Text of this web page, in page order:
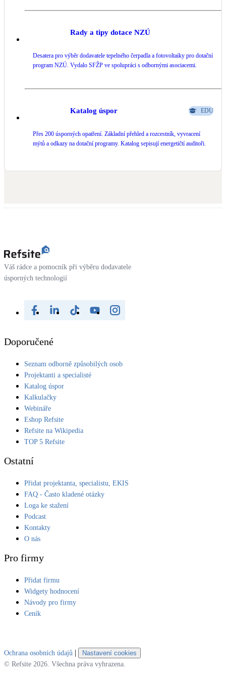
Tým nadšenců do fotovoltaiky a energetiky. Postavíme vám hybridní
Vyrábějte s námi vlastní elektřinu s nejlepšími technologiemi na trhu.
podpory.
#pesekmudrafve #menic #victronenergy
#victronenergyinverter
#solarenergy #solarnisystemy #fotovoltaika #fotovoltaicsystem
#fotovoltaickaelektrarna #solarnielektrarna #victron #victron_energy
Rady a tipy dotace NZÚ
Desatera pro výběr dodavatele tepelného čerpadla a fotovoltaiky pro dotační
program NZÚ. Vydalo SFŽP ve spolupráci s odbornými asociacemi.
Katalog úspor EDU
Přes 200 úsporných opatření. Základní přehled a rozcestník, vyvracení
mýtů a odkazy na dotační programy. Katalog sepisují energetičtí auditoři.
Váš rádce a pomocník při výběru dodavatele
úsporných technologií
Doporučené
Seznam odborně způsobilých osob
Projektanti a specialisté
Katalog úspor
Kalkulačky
Webináře
Eshop Refsite
Refsite na Wikipedia
TOP 5 Refsite
Ostatní
Přidat projektanta, specialistu, EKIS
FAQ - Často kladené otázky
Loga ke stažení
Podcast
Kontakty
O nás
Pro firmy
Přidat firmu
Widgety hodnocení
Návody pro firmy
Ceník
Ochrana osobních údajů |
Nastavení cookies
© Refsite 2026. Všechna práva vyhrazena.